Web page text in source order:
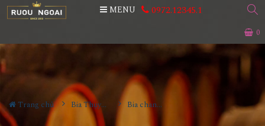
0
MENU 0972.12345.1
Trang chủ Bia Thụy Sĩ Bia chanh dây Hoi Maracuja Thụy Sĩ